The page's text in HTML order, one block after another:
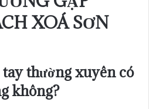
XOÁ SƠN
taythường xuyên có
không?